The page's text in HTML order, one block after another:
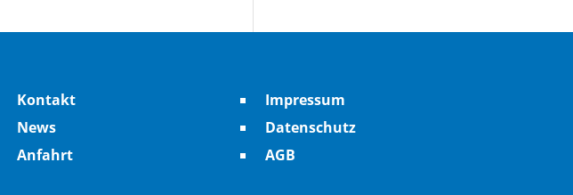
Kontakt
News
Anfahrt
Impressum
Datenschutz
AGB